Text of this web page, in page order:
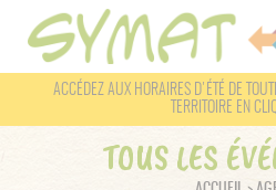
ACCÉDEZ AUX HORAIRES D'ÉTÉ DE
TERRITOIRE EN
TOUS LES